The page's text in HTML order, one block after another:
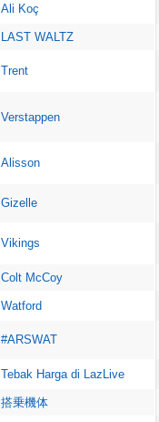
Ali Koç
LAST WALTZ
Trent
Verstappen
Alisson
Gizelle
Vikings
Colt McCoy
Watford
#ARSWAT
Tebak Harga di LazLive
搭乗機体